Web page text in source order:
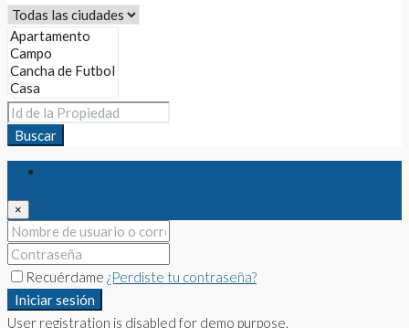
Buscar
×
Recuérdame ¿Perdiste tu contraseña?
Iniciar sesión
User registration is disabled for demo purpose.